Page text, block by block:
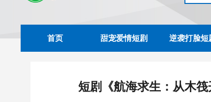
首页 甜宠爱情短剧 逆袭打脸短
短剧《航海求生：从木